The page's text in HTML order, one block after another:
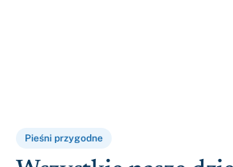
Pieśni przygodne